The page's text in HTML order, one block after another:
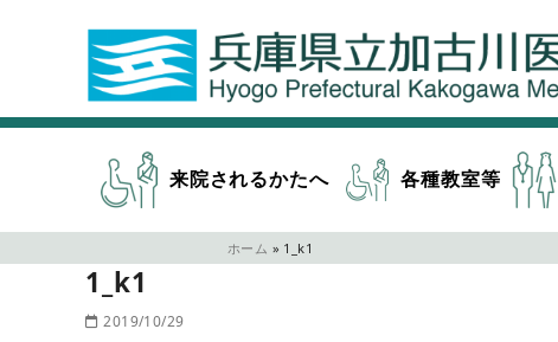
来院されるかたへ 各種教室等
ホーム » 1_k1
1_k1
2019/10/29